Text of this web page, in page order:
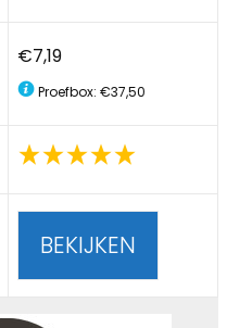
€7,19
Proefbox: €37,50
BEKIJKEN